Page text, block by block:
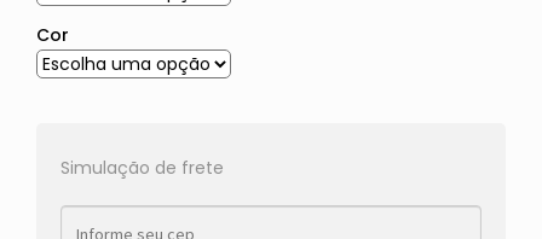
Cor
Simulação de frete